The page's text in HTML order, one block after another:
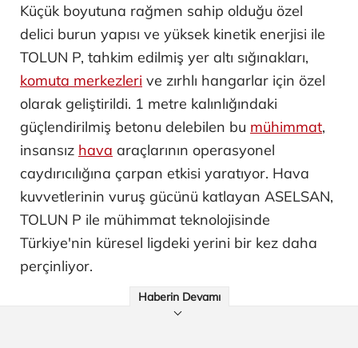
Küçük boyutuna rağmen sahip olduğu özel
delici burun yapısı ve yüksek kinetik enerjisi ile
TOLUN P, tahkim edilmiş yer altı sığınakları,
komuta merkezleri ve zırhlı hangarlar için özel
olarak geliştirildi. 1 metre kalınlığındaki
güçlendirilmiş betonu delebilen bu mühimmat,
insansız hava araçlarının operasyonel
caydırıcılığına çarpan etkisi yaratıyor. Hava
kuvvetlerinin vuruş gücünü katlayan ASELSAN,
TOLUN P ile mühimmat teknolojisinde
Türkiye'nin küresel ligdeki yerini bir kez daha
perçinliyor.
Haberin Devamı